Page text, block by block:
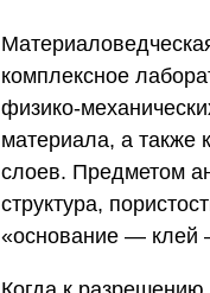
комплексное
физико-
материала, а также
слоев. Предметом
структура,
«основание — клей